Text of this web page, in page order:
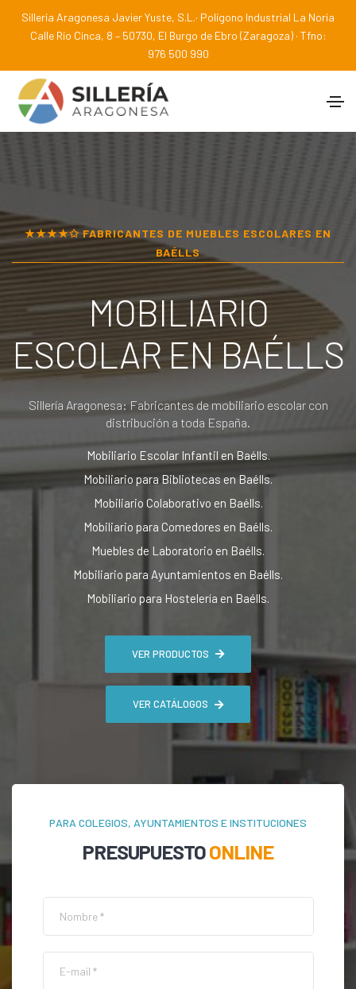
Sillería Aragonesa Javier Yuste, S.L.· Polígono Industrial La Noria
Calle Río Cinca, 8 – 50730, El Burgo de Ebro (Zaragoza) · Tfno:
976 500 990
★★★★✩ FABRICANTES DE MUEBLES ESCOLARES EN
BAÉLLS
MOBILIARIO
ESCOLAR ENBAÉLLS
Sillería Aragonesa: Fabricantes de mobiliario escolar con
distribución a toda España.
Mobiliario Escolar Infantil en Baélls.
Mobiliario para Bibliotecas en Baélls.
Mobiliario Colaborativo en Baélls.
Mobiliario para Comedores en Baélls.
Muebles de Laboratorio en Baélls.
Mobiliario para Ayuntamientos en Baélls.
Mobiliario para Hostelería en Baélls.
VER PRODUCTOS
VER CATÁLOGOS
PARA COLEGIOS, AYUNTAMIENTOS E INSTITUCIONES
PRESUPUESTOONLINE